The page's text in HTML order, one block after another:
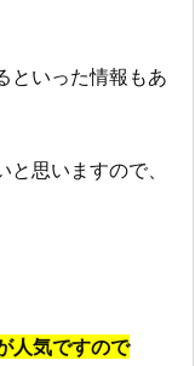
といった情報もあ
思いますので、
人気ですので